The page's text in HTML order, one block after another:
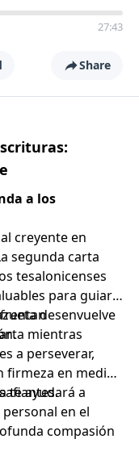
27:43
Share
a los
creyente en
segunda carta
tesalonicenses
para guiar a
desenvuelve
mientras
a perseverar,
firmeza en medio
te ayudará a
en el
compasión